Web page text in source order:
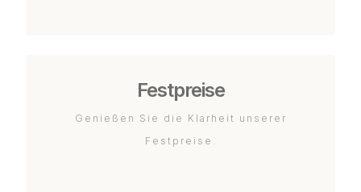
Festpreise
Genießen Sie die Klarheit unserer
Festpreise.